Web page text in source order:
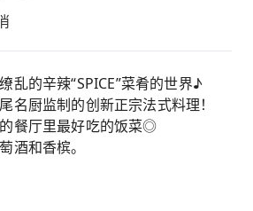
乱的辛辣“SPICE”菜肴的世界♪
名厨监制的创新正宗法式料理！
餐厅里最好吃的饭菜◎
酒和香槟。